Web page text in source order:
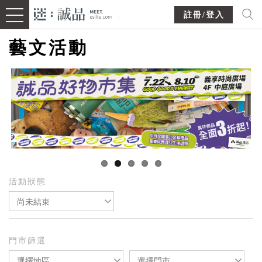
註冊/登入
藝文活動
活動狀態
尚未結束
門市篩選